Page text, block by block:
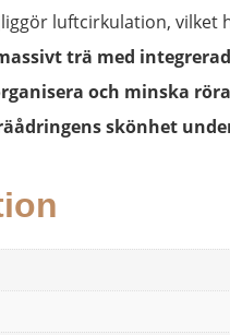
luftcirkulation, vilket
trä med
och minska
skönhet